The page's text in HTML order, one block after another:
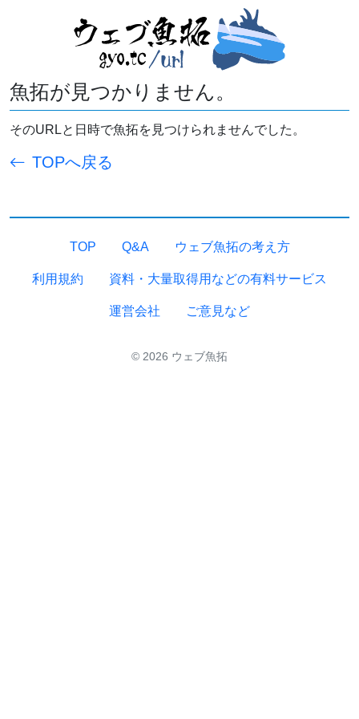
魚拓が見つかりません。
そのURLと日時で魚拓を見つけられませんでした。
TOPへ戻る
TOP Q&A ウェブ魚拓の考え方
利用規約 資料・大量取得用などの有料サービス
運営会社 ご意見など
© 2026 ウェブ魚拓